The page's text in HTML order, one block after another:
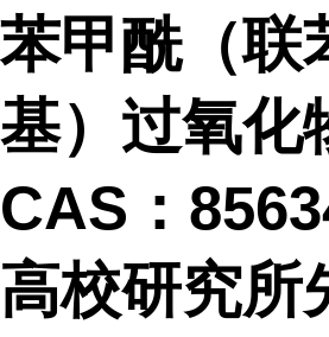
苯甲酰（联
基）过氧化
CAS：
高校研究所